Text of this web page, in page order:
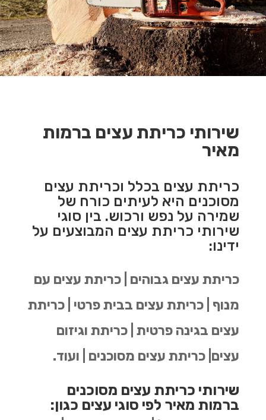
שירותי כריתת עצים ברמות
מאיר
כריתת עצים בכלל וכריתת עצים
מסוכנים היא לעיתים כורח של
שמירה על נפש ורכוש. בין סוגי
שירותי כריתת עצים המבוצעים על
ידינו:
כריתת עצים גבוהים | כריתת עצים עם
מנוף | כריתת עצים בבית פרטי | כריתת
עצים בגינה פרטית | כריתת וגיזום
עצים| כריתת עצים מסוכנים | ועוד.
שירותי כריתת עצים מסוכנים
ברמות מאיר לפי סוגי עצים כגון: